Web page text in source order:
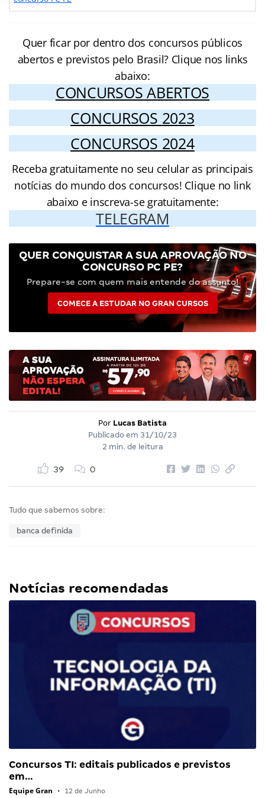
Quer ficar por dentro dos concursos públicos
abertos e previstos pelo Brasil? Clique nos links
abaixo:
CONCURSOS ABERTOS
CONCURSOS 2023
CONCURSOS 2024
Receba gratuitamente no seu celular as principais
notícias do mundo dos concursos! Clique no link
abaixo e inscreva-se gratuitamente:
TELEGRAM
QUER CONQUISTAR A SUA APROVAÇÃO NO
CONCURSO PC PE?
Prepare-se com quem mais entende do assunto!
COMECE A ESTUDAR NO GRAN CURSOS
Por Lucas Batista
Publicado em 31/10/23
2 min. de leitura
39 0
Tudo que sabemos sobre:
banca definida
Notícias recomendadas
Concursos TI: editais publicados e previstos
em…
Equipe Gran • 12 de Junho